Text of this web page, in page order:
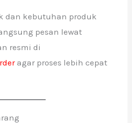
dan kebutuhan produk
pesan lewat
resmi di
agar proses lebih cepat